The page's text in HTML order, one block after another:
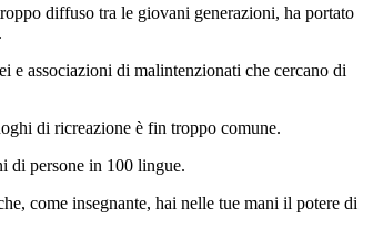
diffuso tra le giovani generazioni, ha portato
e associazioni di malintenzionati che cercano di
di ricreazione è fin troppo comune.
di persone in 100 lingue.
come insegnante, hai nelle tue mani il potere di